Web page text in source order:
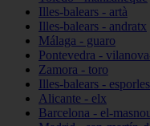
Illes-balears - artà
Illes-balears - andratx
Málaga - guaro
Pontevedra -
Zamora - toro
Illes-balears - esporles
Alicante - elx
Barcelona - el-